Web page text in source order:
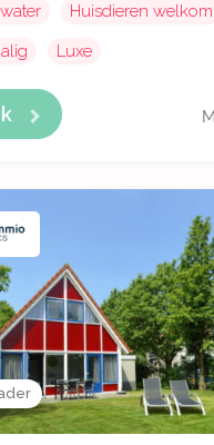
Huisdieren welkom
Luxe